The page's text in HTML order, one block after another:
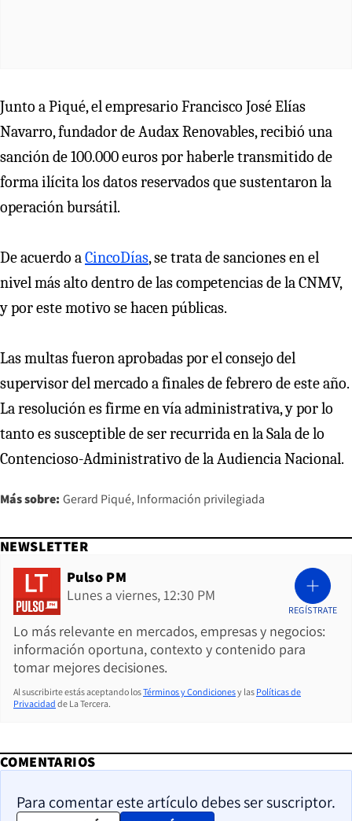
Junto a Piqué, el empresario Francisco José Elías
Navarro, fundador de Audax Renovables, recibió una
sanción de 100.000 euros por haberle transmitido de
forma ilícita los datos reservados que sustentaron la
operación bursátil.
De acuerdo aCincoDías, se trata de sanciones en el
nivel más alto dentro de las competencias de la CNMV,
y por este motivo se hacen públicas.
Las multas fueron aprobadas por el consejo del
supervisor del mercado a finales de febrero de este año.
La resolución es firme en vía administrativa, y por lo
tanto es susceptible de ser recurrida en la Sala de lo
Contencioso-Administrativo de la Audiencia Nacional.
Más sobre: Gerard Piqué Información privilegiada
NEWSLETTER
Pulso PM
Lunes a viernes, 12:30 PM
Lo más relevante en mercados, empresas y negocios:
información oportuna, contexto y contenido para
tomar mejores decisiones.
REGÍSTRATE
Al suscribirte estás aceptando losTérminos y Condicionesy las Políticas de
Privacidad de La Tercera.
COMENTARIOS
Para comentar este artículo debes ser suscriptor.